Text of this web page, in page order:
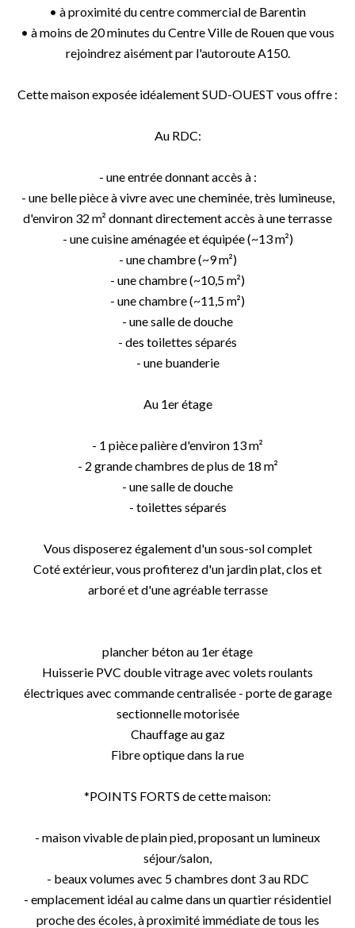
• à proximité du centre commercial de Barentin
• à moins de 20 minutes du Centre Ville de Rouen que vous
rejoindrez aisément par l'autoroute A150.
Cette maison exposée idéalement SUD-OUEST vous offre :
Au RDC:
- une entrée donnant accès à :
- une belle pièce à vivre avec une cheminée, très lumineuse,
d'environ 32 m² donnant directement accès à une terrasse
- une cuisine aménagée et équipée (~13 m²)
- une chambre (~9 m²)
- une chambre (~10,5 m²)
- une chambre (~11,5 m²)
- une salle de douche
- des toilettes séparés
- une buanderie
Au 1er étage
- 1 pièce palière d'environ 13 m²
- 2 grande chambres de plus de 18 m²
- une salle de douche
- toilettes séparés
Vous disposerez également d'un sous-sol complet
Coté extérieur, vous profiterez d'un jardin plat, clos et
arboré et d'une agréable terrasse
plancher béton au 1er étage
Huisserie PVC double vitrage avec volets roulants
électriques avec commande centralisée - porte de garage
sectionnelle motorisée
Chauffage au gaz
Fibre optique dans la rue
*POINTS FORTS de cette maison:
- maison vivable de plain pied, proposant un lumineux
séjour/salon,
- beaux volumes avec 5 chambres dont 3 au RDC
- emplacement idéal au calme dans un quartier résidentiel
proche des écoles, à proximité immédiate de tous les